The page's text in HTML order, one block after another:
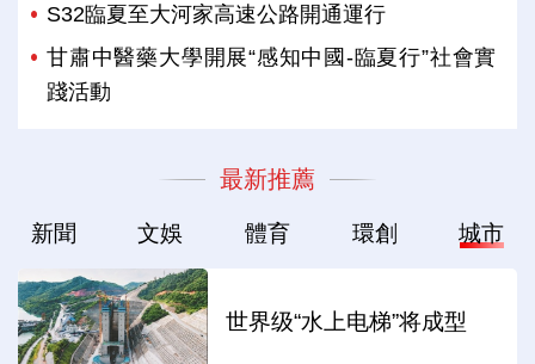
S32臨夏至大河家高速公路開通運行
甘肅中醫藥大學開展“感知中國-臨夏行”社會實
踐活動
最新推薦
新聞 文娛 體育 環創 城市
世界级“水上电梯”将成型